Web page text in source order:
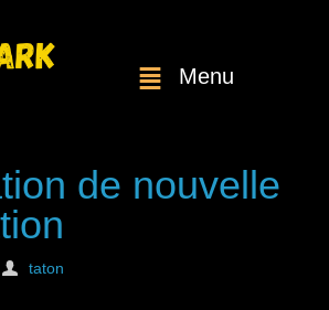
Menu
de nouvelle
taton